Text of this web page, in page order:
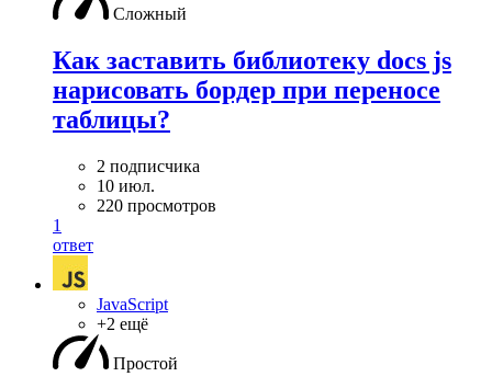
Сложный
Как заставить библиотеку docs js
нарисовать бордер при переносе
таблицы?
2 подписчика
10 июл.
220 просмотров
1
ответ
JavaScript
+2 ещё
Простой